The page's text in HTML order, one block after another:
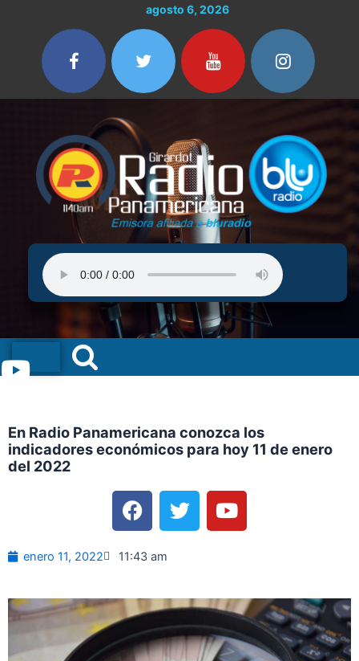
contenido
agosto 6, 2026
Menu
En Radio Panamericana conozca los
indicadores económicos para hoy 11 de enero
del 2022
F
a
c
e
o
k
T
w
i
r
Y
o
u
e
enero 11, 2022 11:43 am